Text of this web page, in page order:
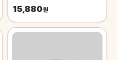
15,880원